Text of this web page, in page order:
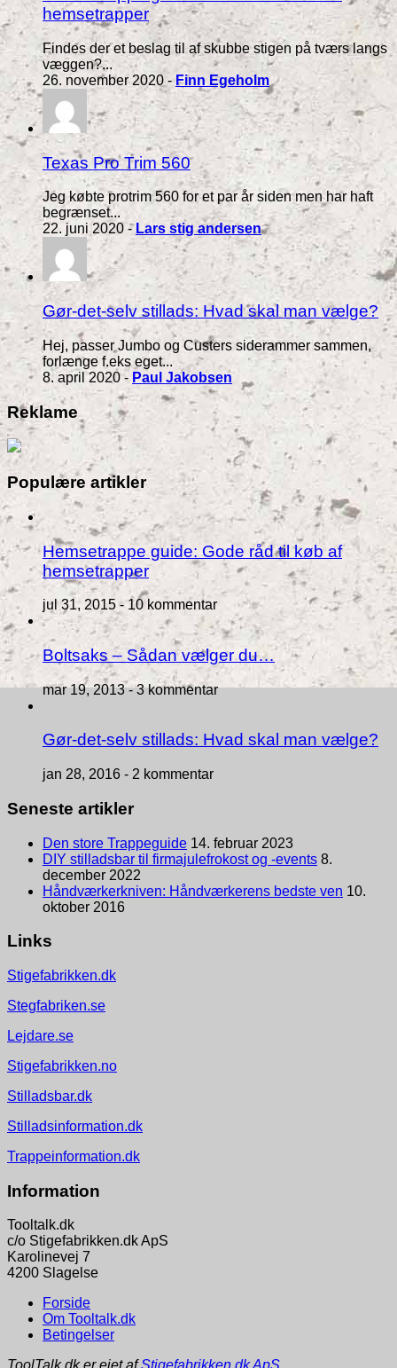
hemsetrapper
Findes der et beslag til af skubbe stigen på tværs langs
væggen?...
26. november 2020 - Finn Egeholm
Texas Pro Trim 560
Jeg købte protrim 560 for et par år siden men har haft
begrænset...
22. juni 2020 - Lars stig andersen
Gør-det-selv stillads: Hvad skal man vælge?
Hej, passer Jumbo og Custers siderammer sammen,
forlænge f.eks eget...
8. april 2020 - Paul Jakobsen
Reklame
Populære artikler
Hemsetrappe guide: Gode råd til køb af
hemsetrapper
jul 31, 2015 -10 kommentar
Boltsaks – Sådan vælger du…
mar 19, 2013 -3 kommentar
Gør-det-selv stillads: Hvad skal man vælge?
jan 28, 2016 - 2 kommentar
Seneste artikler
Den store Trappeguide 14. februar 2023
DIY stilladsbar til firmajulefrokost og -events 8.
december 2022
Håndværkerkniven: Håndværkerens bedste ven 10.
oktober 2016
Links
Stigefabrikken.dk
Stegfabriken.se
Lejdare.se
Stigefabrikken.no
Stilladsbar.dk
Stilladsinformation.dk
Trappeinformation.dk
Information
Tooltalk.dk
c/o Stigefabrikken.dk ApS
Karolinevej 7
4200 Slagelse
Forside
Om Tooltalk.dk
Betingelser